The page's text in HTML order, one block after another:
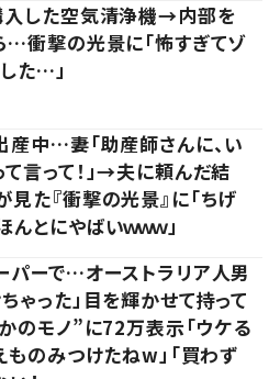
した空気清浄機→内部を
…衝撃の光景に「怖すぎてゾ
た…」
産中…妻「助産師さんに、い
言って！」→夫に頼んだ結
た『衝撃の光景』に「ちげ
ほんとにやばいｗｗｗ」
パーで…オーストラリア人男
ゃった」目を輝かせて持って
のモノ”に72万表示「ウケる
ものみつけたねw」「買わず